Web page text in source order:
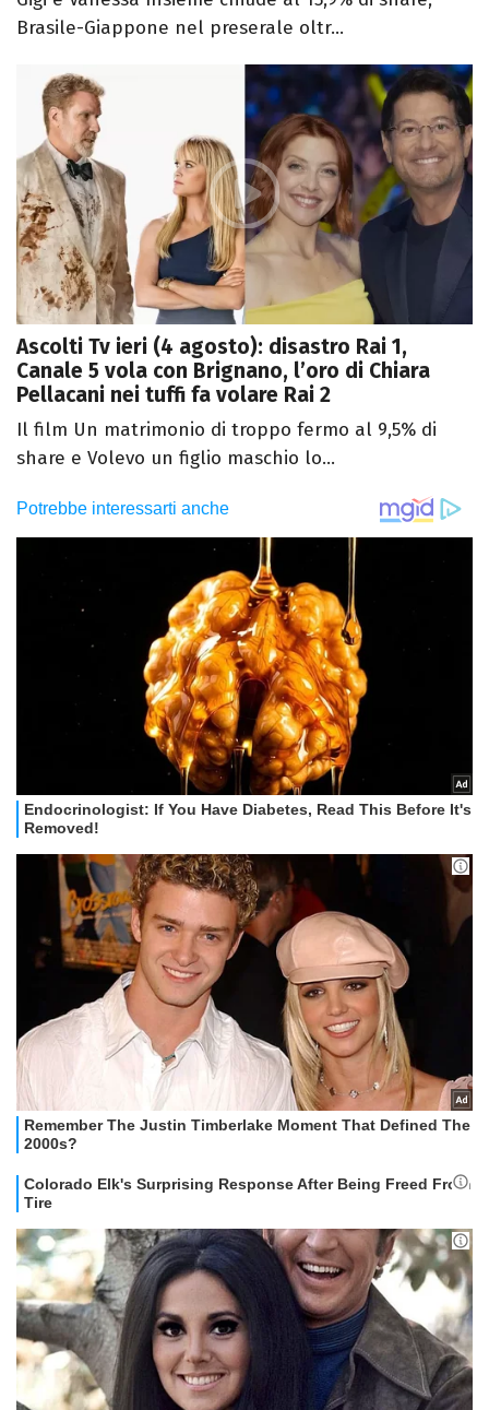
Brasile-Giappone nel preserale oltr...
Ascolti Tv ieri (4 agosto): disastro Rai 1,
Canale 5 vola con Brignano, l’oro di Chiara
Pellacani nei tuffi fa volare Rai 2
Il film Un matrimonio di troppo fermo al 9,5% di
share e Volevo un figlio maschio lo...